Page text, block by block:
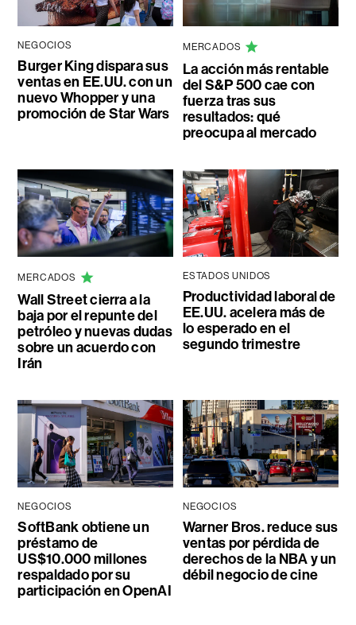
NEGOCIOS
Burger King dispara sus
ventas en EE.UU. con un
nuevo Whopper y una
promoción de Star Wars
MERCADOS
La acción más rentable
del S&P 500 cae con
fuerza tras sus
resultados: qué
preocupa al mercado
MERCADOS
Wall Street cierra a la
baja por el repunte del
petróleo y nuevas dudas
sobre un acuerdo con
Irán
ESTADOS UNIDOS
Productividad laboral de
EE.UU. acelera más de
lo esperado en el
segundo trimestre
NEGOCIOS
SoftBank obtiene un
préstamo de
US$10.000 millones
respaldado por su
participación en OpenAI
NEGOCIOS
Warner Bros. reduce sus
ventas por pérdida de
derechos de la NBA y un
débil negocio de cine